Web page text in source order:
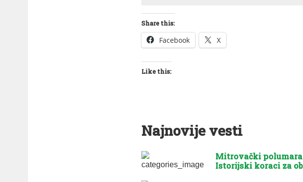
Share this:
Facebook X
Like this:
Najnovije vesti
Mitrovački
Istorijski koraci za